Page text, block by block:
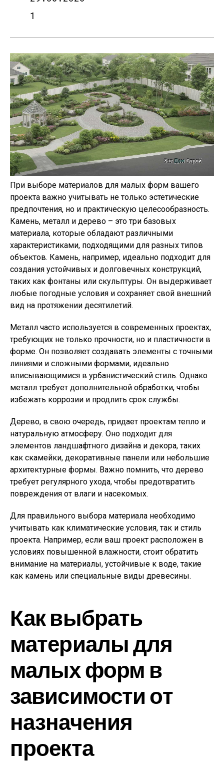
1
При выборе материалов для малых форм вашего
проекта важно учитывать не только эстетические
предпочтения, но и практическую целесообразность.
Камень, металл и дерево – это три базовых
материала, которые обладают различными
характеристиками, подходящими для разных типов
объектов. Камень, например, идеально подходит для
создания устойчивых и долговечных конструкций,
таких как фонтаны или скульптуры. Он выдерживает
любые погодные условия и сохраняет свой внешний
вид на протяжении десятилетий.
Металл часто используется в современных проектах,
требующих не только прочности, но и пластичности в
форме. Он позволяет создавать элементы с точными
линиями и сложными формами, идеально
вписывающимися в урбанистический стиль. Однако
металл требует дополнительной обработки, чтобы
избежать коррозии и продлить срок службы.
Дерево, в свою очередь, придает проектам тепло и
натуральную атмосферу. Оно подходит для
элементов ландшафтного дизайна и декора, таких
как скамейки, декоративные панели или небольшие
архитектурные формы. Важно помнить, что дерево
требует регулярного ухода, чтобы предотвратить
повреждения от влаги и насекомых.
Для правильного выбора материала необходимо
учитывать как климатические условия, так и стиль
проекта. Например, если ваш проект расположен в
условиях повышенной влажности, стоит обратить
внимание на материалы, устойчивые к воде, такие
как камень или специальные виды древесины.
Как выбрать
материалы для
малых форм в
зависимости от
назначения
проекта